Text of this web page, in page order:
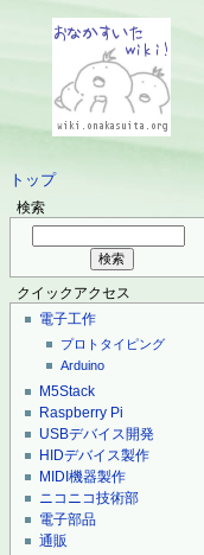
トップ
検索
クイックアクセス
電子工作
プロトタイピング
Arduino
M5Stack
Raspberry Pi
USBデバイス開発
HIDデバイス製作
MIDI機器製作
ニコニコ技術部
電子部品
通販